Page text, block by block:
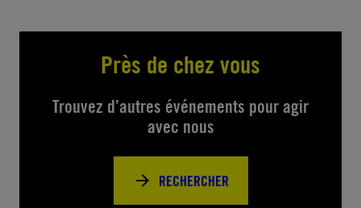
Près de chez vous
Trouvez d’autres événements pour agir
avec nous
RECHERCHER